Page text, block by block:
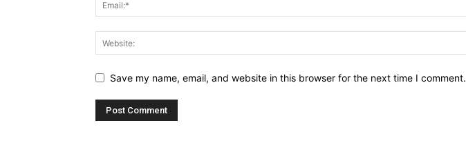
Save my name, email, and website in this browser for the next time I comment.